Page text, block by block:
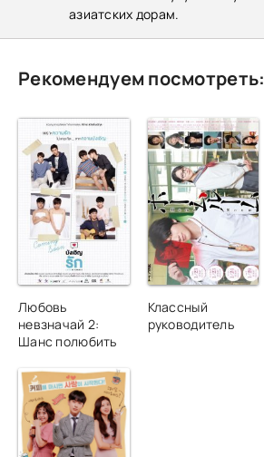
азиатских дорам.
Рекомендуем посмотреть:
Любовь
невзначай 2:
Шанс полюбить
Классный
руководитель